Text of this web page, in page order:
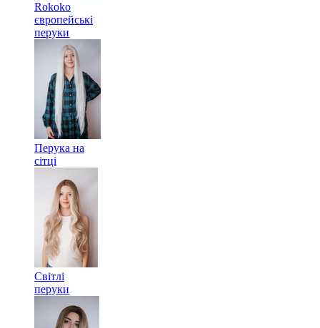
Rokoko
європейські
перуки
Перука на
сітці
Світлі
перуки